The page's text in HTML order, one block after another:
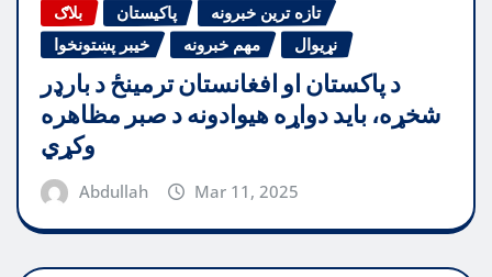
بلاګ پاکیستان
تازه ترین خبرونه
خیبر پښتونخوا
مهم خبرونه نړیوال
د پاکستان او افغانستان ترمینځ د بارډر
شخړه، باید دواړه هیوادونه د صبر مظاهره
وکړي
Abdullah Mar 11, 2025